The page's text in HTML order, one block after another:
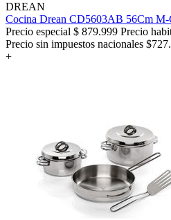
DREAN
Cocina Drean CD5603AB 56Cm M-
Precio especial $ 879.999 Precio
Precio sin impuestos nacionales
+